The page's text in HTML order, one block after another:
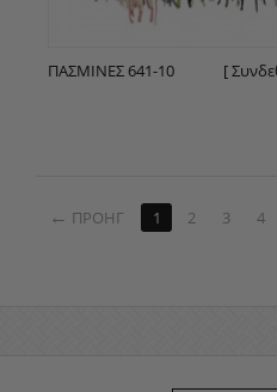
ΠΑΣΜΊΝΕΣ 641-10 [
ΠΡΟΗΓ 1 2 3 4